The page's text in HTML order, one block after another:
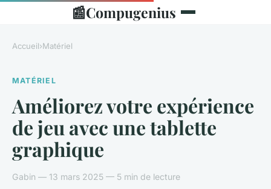
📰Compugenius
Accueil›Matériel
MATÉRIEL
Améliorez votre expérience
de jeu avec une tablette
graphique
Gabin — 13 mars 2025 — 5 min de lecture